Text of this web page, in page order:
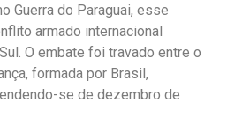
Guerra do Paraguai, esse
armado internacional
O embate foi travado entre o
formada por Brasil,
se de dezembro de